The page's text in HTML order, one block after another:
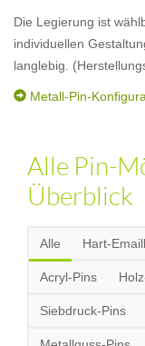
Die Legierung ist
individuellen
langlebig.
Metall-Pin-
Alle Pin-
Überblick
Alle Hart-
Acryl-Pins
Siebdruck-Pins